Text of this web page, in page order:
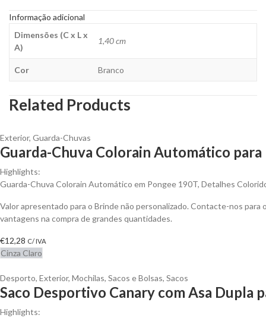
Informação adicional
Dimensões (C x L x
A)
1,40 cm
Cor Branco
Related Products
Exterior, Guarda-Chuvas
Guarda-Chuva Colorain Automático
Highlights:
Guarda-Chuva Colorain Automático em Pongee 190T, Detalhes
Valor apresentado para o Brinde não personalizado. Contacte-nos para
vantagens na compra de grandes quantidades.
€12,28 C/ IVA
Cinza Claro
Desporto, Exterior, Mochilas, Sacos e Bolsas, Sacos
Saco Desportivo Canary com Asa Dupla
Highlights: